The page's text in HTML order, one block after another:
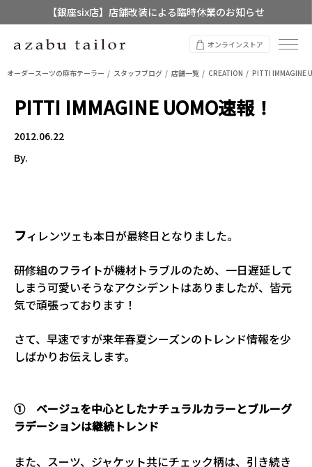
【銀座six店】店舗改装による臨時休業のお知らせ
【店舗限定】レディースオーダースーツ
オンラインストア
オーダースーツの麻布テーラー スタッフブログ 店舗一覧 CREATION PITTI IMMAGINE
PITTI IMMAGINE UOMO速報！
2012.06.22
By.
フィレンツェも本日が最終日となりました。
研修組のフライトが機材トラブルのため、一日遅延して
しまう可愛いそうなアクシデントはありましたが、皆元
気で頑張っております！
さて、早速ですが来年春夏シーズンのトレンド情報を少
しばかりお伝えします。
① ベージュを中心としたナチュラルカラーとブルーグ
ラデーションは継続トレンド
また、スーツ、ジャケット共にチェック柄は、引き続き